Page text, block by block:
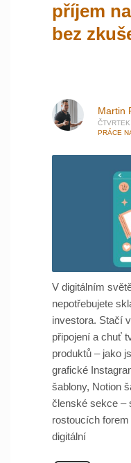
příjem
bez
Martin
PRÁCE
V digitálním
nepotřebujete
investora. Stačí
připojení a chuť
produktů – jako
grafické
šablony, Notion
členské sekce –
rostoucích
digitální